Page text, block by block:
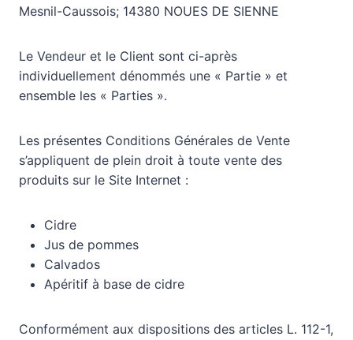
Mesnil-Caussois; 14380 NOUES DE SIENNE
Le Vendeur et le Client sont ci-après
individuellement dénommés une « Partie » et
ensemble les « Parties ».
Les présentes Conditions Générales de Vente
s’appliquent de plein droit à toute vente des
produits sur le Site Internet :
Cidre
Jus de pommes
Calvados
Apéritif à base de cidre
Conformément aux dispositions des articles L. 112-1,